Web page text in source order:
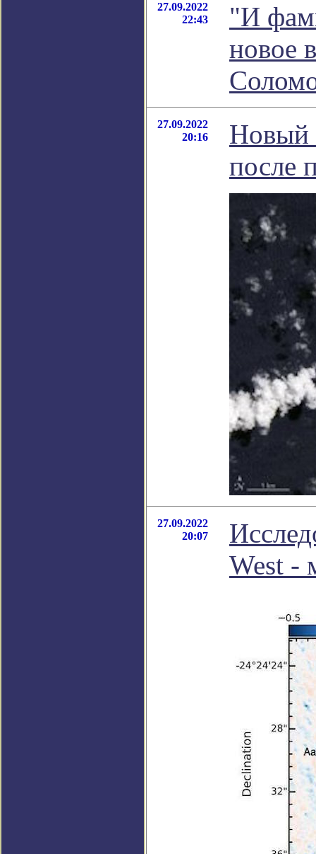
27.09.2022
22:43
"И
новое
27.09.2022
20:16
Новый
после
27.09.2022
20:07
West -